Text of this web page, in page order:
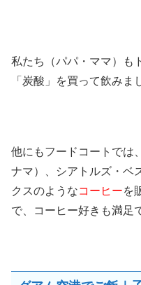
私たち（パパ・ママ）も
「炭酸」を買って飲みま
他にもフードコートでは、
ナマ）、シアトルズ・ベ
クスのようなコーヒーを
で、コーヒー好きも満足